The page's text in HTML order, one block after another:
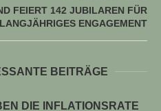
FEIERT 142 JUBILAREN FÜR
LANGJÄHRIGES ENGAGEMENT
BEITRÄGE
DIE INFLATIONSRATE